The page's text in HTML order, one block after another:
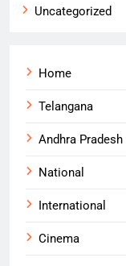
Uncategorized
Home
Telangana
Andhra Pradesh
National
International
Cinema